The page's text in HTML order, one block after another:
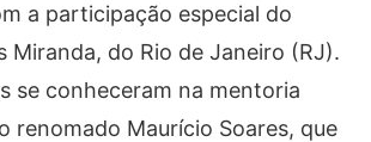
a participação especial do
Miranda, do Rio de Janeiro (RJ).
se conheceram na mentoria
renomado Maurício Soares, que